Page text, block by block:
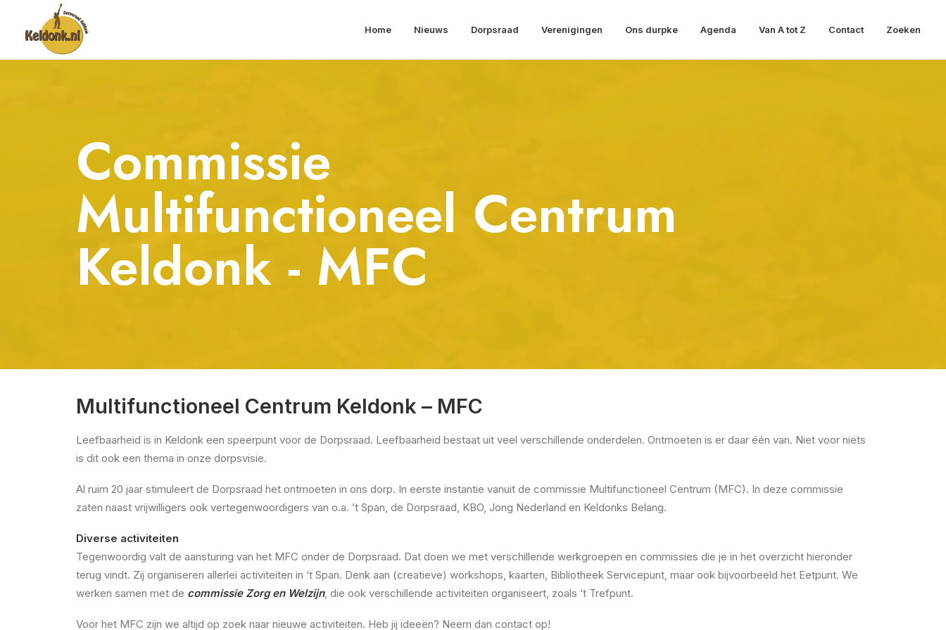
Home Nieuws Dorpsraad Verenigingen Ons durpke Agenda Van A tot Z Contact Zoeken
Commissie
Multifunctioneel Centrum
Keldonk - MFC
Multifunctioneel Centrum Keldonk – MFC
Leefbaarheid is in Keldonk een speerpunt voor de Dorpsraad. Leefbaarheid bestaat uit veel verschillende onderdelen. Ontmoeten is er daar één van. Niet voor niets
is dit ook een thema in onze dorpsvisie.
Al ruim 20 jaar stimuleert de Dorpsraad het ontmoeten in ons dorp. In eerste instantie vanuit de commissie Multifunctioneel Centrum (MFC). In deze commissie
zaten naast vrijwilligers ook vertegenwoordigers van o.a. ’t Span, de Dorpsraad, KBO, Jong Nederland en Keldonks Belang.
Diverse activiteiten
Tegenwoordig valt de aansturing van het MFC onder de Dorpsraad. Dat doen we met verschillende werkgroepen en commissies die je in het overzicht hieronder
terug vindt. Zij organiseren allerlei activiteiten in ‘t Span. Denk aan (creatieve) workshops, kaarten, Bibliotheek Servicepunt, maar ook bijvoorbeeld het Eetpunt. We
werken samen met de commissie Zorg en Welzijn, die ook verschillende activiteiten organiseert, zoals ‘t Trefpunt.
Voor het MFC zijn we altijd op zoek naar nieuwe activiteiten. Heb jij ideeën? Neem dan contact op!